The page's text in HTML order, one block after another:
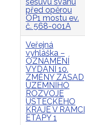
před opěrou
OP1 mostu ev.
č. 568-001A
Veřejná
vyhláška –
OZNÁMENÍ
VYDÁNÍ 10.
ZMĚNY ZÁSAD
ÚZEMNÍHO
ROZVOJE
ÚSTECKÉHO
KRAJE V RÁMCI
ETAPY 1